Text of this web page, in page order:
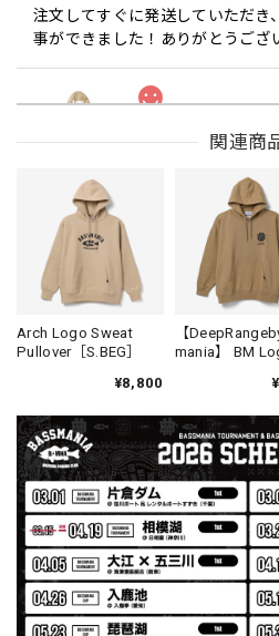
注文してすぐに発送していただき
事ができました！ありがとうござ
ベージュ/ブラック L
丁寧に梱包されており、メッセー
梱して良かったです。 また購入
ら、よろしくお願いいたします！
Drip Arch Logo Uv
ブラック L
2026/08/03
【Double.H】MIR
Daeun / BlackSilver
2026/07/31
MIR届きました。発送まで迅速に
ざいました。
関連商
Arch Logo Sweat
Pullover［S.BEG］
¥8,800
【
mania】 BM